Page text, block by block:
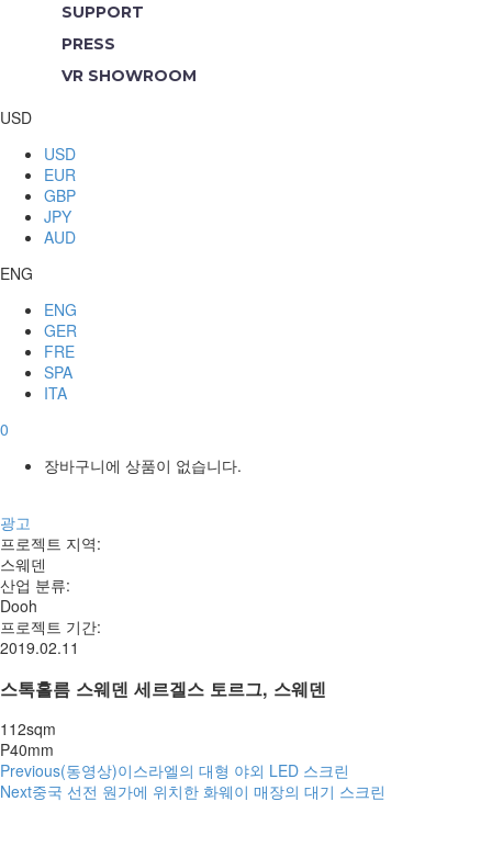
SUPPORT
PRESS
VR SHOWROOM
USD
USD
EUR
GBP
JPY
AUD
ENG
ENG
GER
FRE
SPA
ITA
0
장바구니에 상품이 없습니다.
광고
프로젝트 지역:
스웨덴
산업 분류:
Dooh
프로젝트 기간:
2019.02.11
스톡홀름 스웨덴 세르겔스 토르그, 스웨덴
112sqm
P40mm
글
탐
Previous(동영상)이스라엘의 대형 야외 LED 스크린
Next중국 선전 원가에 위치한 화웨이 매장의 대기 스크린